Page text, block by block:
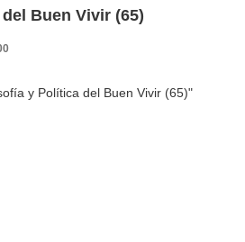
Buen Vivir (65)